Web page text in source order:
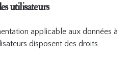
utilisateurs
applicable aux données à
disposent des droits